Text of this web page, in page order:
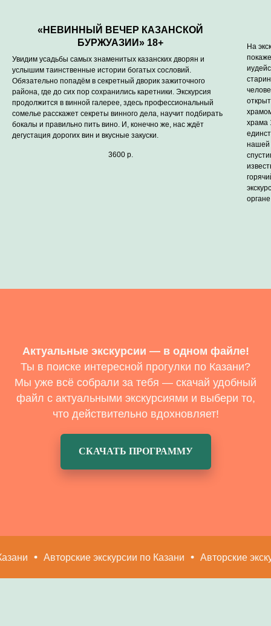
«НЕВИННЫЙ ВЕЧЕР КАЗАНСКОЙ
БУРЖУАЗИИ» 18+
Увидим усадьбы самых знаменитых казанских дворян и
услышим таинственные истории богатых сословий.
Обязательно попадём в секретный дворик зажиточного
района, где до сих пор сохранились каретники. Экскурсия
продолжится в винной галерее, здесь профессиональный
сомелье расскажет секреты винного дела, научит подбирать
бокалы и правильно пить вино. И, конечно же, нас ждёт
дегустация дорогих вин и вкусные закуски.
3600 р.
На
храма
нашей
Актуальные экскурсии — в одном файле!
Ты в поиске интересной прогулки по Казани?
Мы уже всё собрали за тебя — скачай удобный
файл с актуальными экскурсиями и выбери то,
что действительно вдохновляет!
СКАЧАТЬ ПРОГРАММУ
Авторские экскурсии по Казани Авторские